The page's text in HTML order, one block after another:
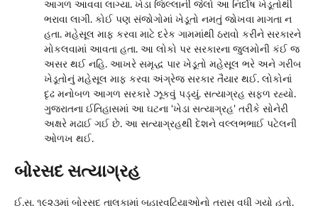
આગળ આવવા લાગ્યા. ખેડા જિલ્લાની જેલો આ નિર્દોષ ખેડૂતોથી
ભરાવા લાગી. કોઈ પણ સંજોગોમાં ખેડૂતો નમતું જોખવા માગતા ન
હતા. મહેસૂલ માફ કરવા માટે દરેક ગામમાંથી ઠરાવો કરીને સરકારને
મોકલવામાં આવતા હતા. આ લોકો પર સરકારના જુલમોની કંઈ જ
અસર થઈ નહિ. આખરે સમૃદ્ધ પાર ખેડૂતો મહેસૂલ ભરે અને ગરીબ
ખેડૂતોનું મહેસૂલ માફ કરવા અંગ્રેજ સરકાર તૈયાર થઈ. લોકોનાં
દૃઢ મનોબળ આગળ સરકારે ઝૂકવું પડ્યું. સત્યાગ્રહ સફળ રહ્યો.
ગુજરાતના ઈતિહાસમાં આ ઘટના ‘ખેડા સત્યાગ્રહ’ તરીકે સોનેરી
અક્ષરે મઢાઈ ગઈ છે. આ સત્યાગ્રહથી દેશને વલ્લભભાઈ પટેલની
ઓળખ થઈ.
બોરસદ સત્યાગ્રહ
ઈ.સ. ૧૯૨૩માં બોરસદ તાલુકામાં બહારવટિયાઓનો ત્રાસ વધી ગયો હતો.